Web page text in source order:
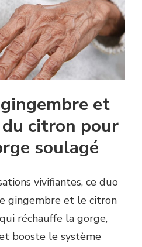
et
citron pour
soulagé
vivifiantes, ce duo
gingembre et le citron
réchauffe la gorge,
booste le système